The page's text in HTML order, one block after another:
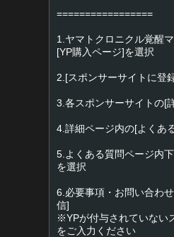
=================
1.ヤマトクロニクル覚醒
[YP購入ページ]を選択
2.[スポンサーサイトに登
3.各スポンサーサイトの[
4.詳細ページ内の[よくあ
5.よくある質問ページ内
を選択
6.必要事項・お問い合わ
信]
※YPが付与されていない
をご入力ください